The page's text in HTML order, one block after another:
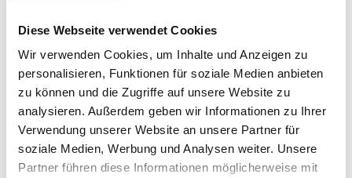
Diese Webseite verwendet Cookies
Wir verwenden Cookies, um Inhalte und Anzeigen zu
personalisieren, Funktionen für soziale Medien anbieten
zu können und die Zugriffe auf unsere Website zu
analysieren. Außerdem geben wir Informationen zu Ihrer
Verwendung unserer Website an unsere Partner für
soziale Medien, Werbung und Analysen weiter. Unsere
Partner führen diese Informationen möglicherweise mit